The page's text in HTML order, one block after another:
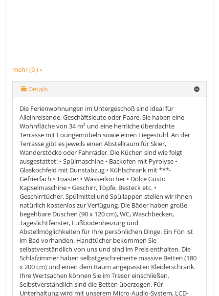
mehr (6 ) »
mehr (6 ) »
mehr (6 ) »
Details
Die Ferienwohnungen im Untergeschoß sind ideal für
Alleinreisende, Geschäftsleute oder Paare. Sie haben eine
Wohnfläche von 34 m² und eine herrliche überdachte
Terrasse mit Loungemöbeln sowie einen Liegestuhl. An der
Terrasse gibt es jeweils einen Abstellraum für Skier,
Wanderstöcke oder Fahrräder. Die Küchen sind wie folgt
ausgestattet: • Spülmaschine • Backofen mit Pyrolyse •
Glaskochfeld mit Dunstabzug • Kühlschrank mit ***-
Gefrierfach • Toaster • Wasserkocher • Dolce Gusto
Kapselmaschine • Geschirr, Töpfe, Besteck etc. •
Geschirrtücher, Spülmittel und Spüllappen stellen wir Ihnen
natürlich kostenlos zur Verfügung. Die Bäder haben große
begehbare Duschen (90 x 120 cm), WC, Waschbecken,
Tageslichtfenster, Fußbodenheizung und
Abstellmöglichkeiten für Ihre persönlichen Dinge. Ein Fön ist
im Bad vorhanden. Handtücher bekommen Sie
selbstverständlich von uns und sind im Preis enthalten. Die
Schlafzimmer haben selbstgeschreinerte massive Betten (180
x 200 cm) und einen dem Raum angepassten Kleiderschrank.
Ihre Wertsachen können Sie im Tresor einschließen.
Selbstverständlich sind die Betten überzogen. Für
Unterhaltung wird mit unserem Micro-Audio-System, LCD-